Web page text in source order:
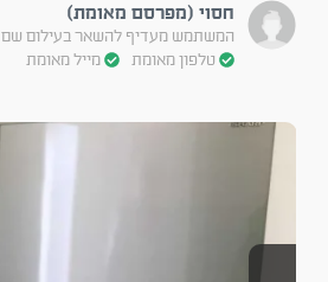
חסוי (מפרסם מאומת)
המשתמש מעדיף להשאר בעילום שם
טלפון מאומת
מייל מאומת